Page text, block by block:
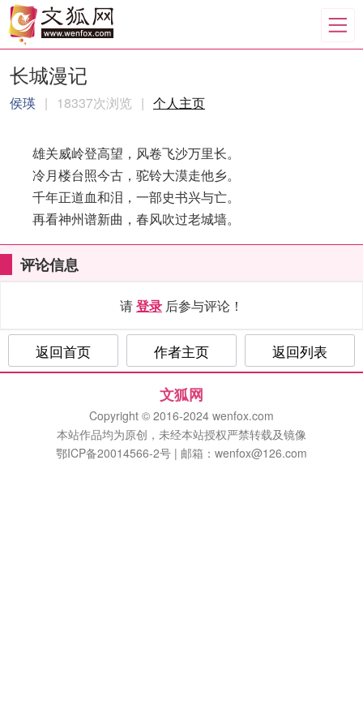
长城漫记
侯瑛 | 18337次浏览 | 个人主页
雄关威岭登高望，风卷飞沙万里长。
冷月楼台照今古，驼铃大漠走他乡。
千年正道血和泪，一部史书兴与亡。
再看神州谱新曲，春风吹过老城墙。
评论信息
请登录 后参与评论！
返回首页 作者主页 返回列表
文狐网
Copyright © 2016-2024 wenfox.com
本站作品均为原创，未经本站授权严禁转载及镜像
鄂ICP备20014566-2号 | 邮箱：wenfox@126.com